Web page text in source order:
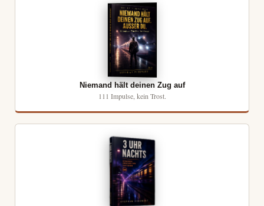
Niemand hält deinen Zug auf
111 Impulse, kein Trost.